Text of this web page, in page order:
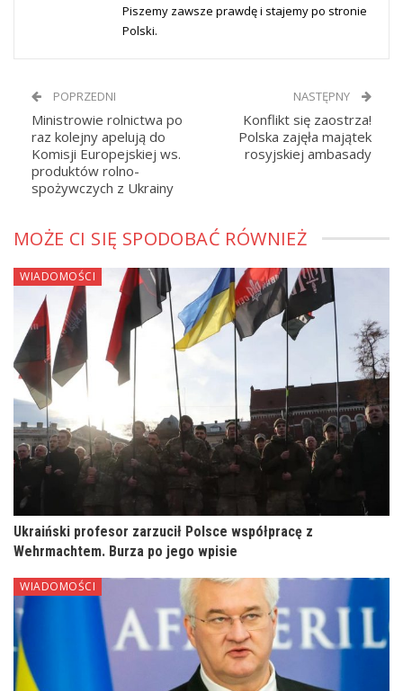
Piszemy zawsze prawdę i stajemy po stronie
Polski.
POPRZEDNI
Ministrowie rolnictwa po
raz kolejny apelują do
Komisji Europejskiej ws.
produktów rolno-
spożywczych z Ukrainy
NASTĘPNY
Konflikt się zaostrza!
Polska zajęła majątek
rosyjskiej ambasady
MOŻE CI SIĘ SPODOBAĆ RÓWNIEŻ
WIADOMOŚCI
Ukraiński profesor zarzucił Polsce współpracę z
Wehrmachtem. Burza po jego wpisie
WIADOMOŚCI